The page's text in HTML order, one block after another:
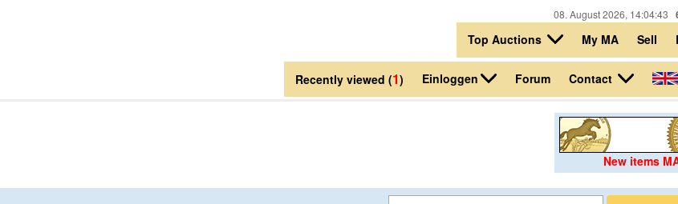
08. August 2026, 14:04:43
Top Auctions My MA Sell
Recently viewed (1) Einloggen Forum Contact
New items